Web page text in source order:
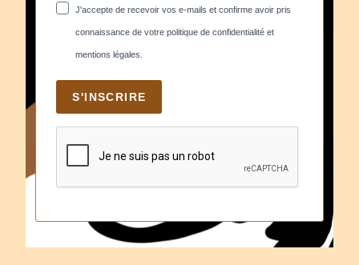
J'accepte de recevoir vos e-mails et confirme avoir pris
connaissance de votre politique de confidentialité et
mentions légales.
S'INSCRIRE